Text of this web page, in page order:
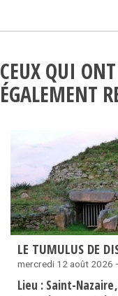
CEUX QUI
ÉGALEMENT
LE TUMULUS DE
mercredi 12 août 2026
Lieu : Saint-Nazaire